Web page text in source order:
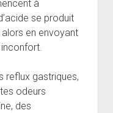
à
se produit
en envoyant
reflux gastriques,
odeurs
des